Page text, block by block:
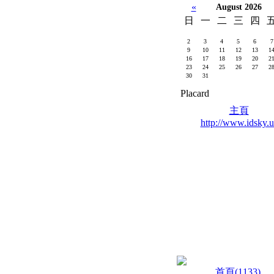
«
August 2026
日
一 二 三 四
2
3 4 5 6 7
9
10 11 12 13 14
16
17 18 19 20 21
23
24 25 26 27 28
30
31
Placard
主頁
http://
首頁(1133)